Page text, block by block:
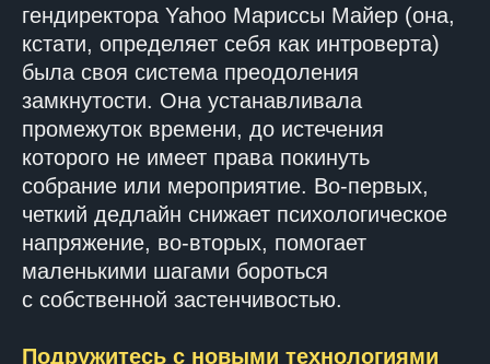
гендиректора Yahoo Мариссы Майер (она,
кстати, определяет себя как интроверта)
была своя система преодоления
замкнутости. Она устанавливала
промежуток времени, до истечения
которого не имеет права покинуть
собрание или мероприятие. Во-первых,
четкий дедлайн снижает психологическое
напряжение, во-вторых, помогает
маленькими шагами бороться
с собственной застенчивостью.
Подружитесь с новыми технологиями